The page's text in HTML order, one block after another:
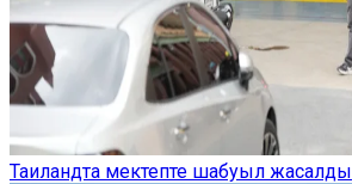
Таиландта мектепте шабуыл жасалды